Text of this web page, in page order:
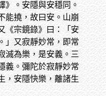
》。安隱與安穩同。
能撓，故曰安。山崩
《宗鏡錄》曰：「安
」又寂靜妙常，即常
滅為樂，是安義。三
義。彌陀於寂靜妙常
，安隱快樂，離諸生